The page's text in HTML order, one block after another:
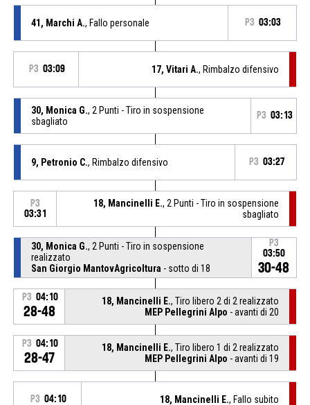
41, Marchi A., Fallo personale P3 03:03
P3 03:09 17, Vitari A., Rimbalzo difensivo
30, Monica G., 2 Punti - Tiro in sospensione
sbagliato
P3 03:13
9, Petronio C., Rimbalzo difensivo P3 03:27
P3
03:31
18, Mancinelli E., 2 Punti - Tiro in sospensione
sbagliato
30, Monica G., 2 Punti - Tiro in sospensione
realizzato
San Giorgio MantovAgricoltura - sotto di 18
P3
03:50
30-48
P3 04:10
28-48
18, Mancinelli E., Tiro libero 2 di 2 realizzato
MEP Pellegrini Alpo - avanti di 20
P3 04:10
28-47
18, Mancinelli E., Tiro libero 1 di 2 realizzato
MEP Pellegrini Alpo - avanti di 19
P3 04:10 18, Mancinelli E., Fallo subito